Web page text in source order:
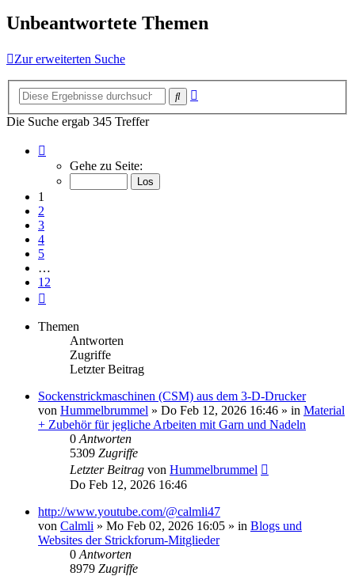
Unbeantwortete Themen
Zur erweiterten Suche
Suche
Die Suche ergab 345 Treffer
von
Gehe zu Seite:
1
2
3
4
5
…
12
Themen
Antworten
Zugriffe
Letzter Beitrag
Sockenstrickmaschinen (CSM) aus dem 3-D-Drucker
von Hummelbrummel » Do Feb 12, 2026 16:46 » in Material
+ Zubehör für jegliche Arbeiten mit Garn und Nadeln
0 Antworten
5309 Zugriffe
Letzter Beitrag von Hummelbrummel
Do Feb 12, 2026 16:46
http://www.youtube.com/@calmli47
von Calmli » Mo Feb 02, 2026 16:05 » in Blogs und
Websites der Strickforum-Mitglieder
0 Antworten
8979 Zugriffe